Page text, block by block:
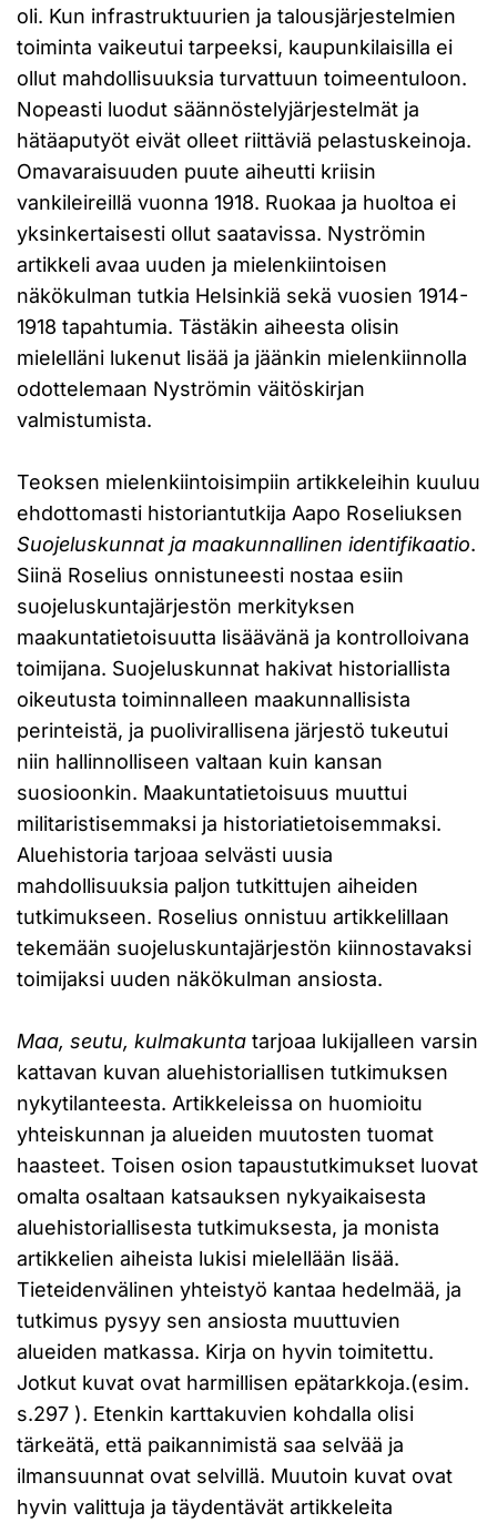
oli. Kun infrastruktuurien ja talousjärjestelmien
toiminta vaikeutui tarpeeksi, kaupunkilaisilla ei
ollut mahdollisuuksia turvattuun toimeentuloon.
Nopeasti luodut säännöstelyjärjestelmät ja
hätäaputyöt eivät olleet riittäviä pelastuskeinoja.
Omavaraisuuden puute aiheutti kriisin
vankileireillä vuonna 1918. Ruokaa ja huoltoa ei
yksinkertaisesti ollut saatavissa. Nyströmin
artikkeli avaa uuden ja mielenkiintoisen
näkökulman tutkia Helsinkiä sekä vuosien 1914-
1918 tapahtumia. Tästäkin aiheesta olisin
mielelläni lukenut lisää ja jäänkin mielenkiinnolla
odottelemaan Nyströmin väitöskirjan
valmistumista.
Teoksen mielenkiintoisimpiin artikkeleihin kuuluu
ehdottomasti historiantutkija Aapo Roseliuksen
Suojeluskunnat ja maakunnallinen identifikaatio.
Siinä Roselius onnistuneesti nostaa esiin
suojeluskuntajärjestön merkityksen
maakuntatietoisuutta lisäävänä ja kontrolloivana
toimijana. Suojeluskunnat hakivat historiallista
oikeutusta toiminnalleen maakunnallisista
perinteistä, ja puolivirallisena järjestö tukeutui
niin hallinnolliseen valtaan kuin kansan
suosioonkin. Maakuntatietoisuus muuttui
militaristisemmaksi ja historiatietoisemmaksi.
Aluehistoria tarjoaa selvästi uusia
mahdollisuuksia paljon tutkittujen aiheiden
tutkimukseen. Roselius onnistuu artikkelillaan
tekemään suojeluskuntajärjestön kiinnostavaksi
toimijaksi uuden näkökulman ansiosta.
Maa, seutu, kulmakunta tarjoaa lukijalleen varsin
kattavan kuvan aluehistoriallisen tutkimuksen
nykytilanteesta. Artikkeleissa on huomioitu
yhteiskunnan ja alueiden muutosten tuomat
haasteet. Toisen osion tapaustutkimukset luovat
omalta osaltaan katsauksen nykyaikaisesta
aluehistoriallisesta tutkimuksesta, ja monista
artikkelien aiheista lukisi mielellään lisää.
Tieteidenvälinen yhteistyö kantaa hedelmää, ja
tutkimus pysyy sen ansiosta muuttuvien
alueiden matkassa. Kirja on hyvin toimitettu.
Jotkut kuvat ovat harmillisen epätarkkoja.(esim.
s.297 ). Etenkin karttakuvien kohdalla olisi
tärkeätä, että paikannimistä saa selvää ja
ilmansuunnat ovat selvillä. Muutoin kuvat ovat
hyvin valittuja ja täydentävät artikkeleita